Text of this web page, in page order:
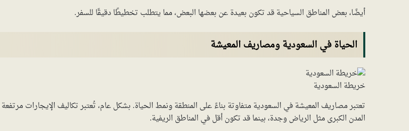
أيضًا، بعض المناطق السياحية قد تكون بعيدة عن بعضها البعض، مما يتطلب تخطيطًا دقيقًا للسفر.
الحياة في السعودية ومصاريف المعيشة
خريطة السعودية
تعتبر مصاريف المعيشة في السعودية متفاوتة بناءً على المنطقة ونمط الحياة. بشكل عام، تُعتبر تكاليف الإيجارات
المدن الكبرى مثل الرياض وجدة، بينما قد تكون أقل في المناطق الريفية.